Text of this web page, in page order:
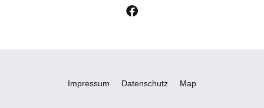
F
a
o
k
Impressum Datenschutz Map